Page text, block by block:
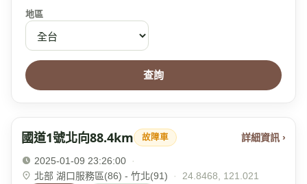
地區
查詢
國道1號北向88.4km 故障車 詳細資訊 ›
2025-01-09 23:26:00
·
北部 湖口服務區(86) - 竹北(91)
· 24.8468, 121.021